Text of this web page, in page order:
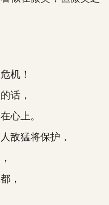
机！
话，
心上。
猛将保护，
，